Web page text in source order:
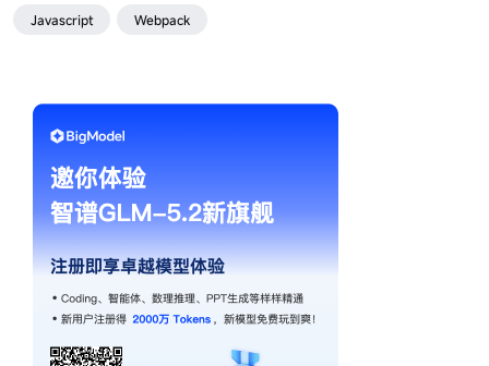
Javascript Webpack